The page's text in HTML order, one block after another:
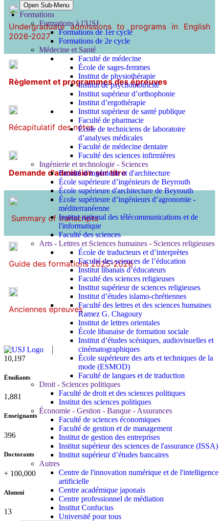
Open Sub-Menu
Formations
Formations à l’USJ
Formations de 1er cycle
Formations de 2e cycle
Médecine et Santé
Faculté de médecine
École de sages-femmes
Institut de physiothérapie
Institut de psychomotricité
Institut supérieur d’orthophonie
Institut d’ergothérapie
Institut supérieur de santé publique
Faculté de pharmacie
École de techniciens de laboratoire
d’analyses médicales
Faculté de médecine dentaire
Faculté des sciences infirmières
Ingénierie et technologie - Sciences
Faculté d’ingénierie et d'architecture
École supérieure d’ingénieurs de Beyrouth
École supérieure d'architecture de Beyrouth
École supérieure d’ingénieurs d’agronomie -
méditerranéenne
Institut national des télécommunications et de
l'informatique
Faculté des sciences
Arts - Lettres et Sciences humaines - Sciences religieuses
École de traducteurs et d’interprètes
Faculté des sciences de l’éducation
Institut libanais d’éducateurs
Faculté des sciences religieuses
Institut supérieur de sciences religieuses
Institut d’études islamo-chrétiennes
Faculté des lettres et des sciences humaines
Ramez G. Chagoury
Institut de lettres orientales
École libanaise de formation sociale
Institut d’études scéniques, audiovisuelles et
cinématographiques
École supérieure des arts et techniques de la
mode (ESMOD)
Faculté de langues et de traduction
Droit - Sciences politiques
Faculté de droit et des sciences politiques
Institut des sciences politiques
Économie - Gestion - Banque - Assurances
Faculté de sciences économiques
Faculté de gestion et de management
Institut de gestion des entreprises
Institut supérieur des sciences de l'assurance (ISSA)
Institut supérieur d’études bancaires
Autres
Centre de l'innovation numérique et de l'intelligence
artificielle
Centre académique japonais
Centre professionnel de médiation
Institut Confucius
Université pour tous
Undergraduate admissions to programs in English
2026-2027
Règlement et programmes des épreuves
Récapitulatif des notes
Demande d'admission sur titre
Summary of transcripts
Guide des formations 2025-2026
Anciennes épreuves
10,815
Étudiants
1,995
Enseignants
420
Doctorants
+ 100,000
Alumni
13